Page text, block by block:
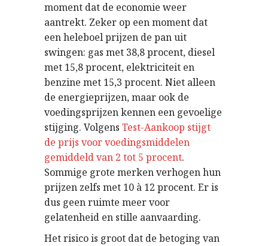
moment dat de economie weer
aantrekt. Zeker op een moment dat
een heleboel prijzen de pan uit
swingen: gas met 38,8 procent, diesel
met 15,8 procent, elektriciteit en
benzine met 15,3 procent. Niet alleen
de energieprijzen, maar ook de
voedingsprijzen kennen een gevoelige
stijging. Volgens Test-Aankoop stijgt
de prijs voor voedingsmiddelen
gemiddeld van 2 tot 5 procent.
Sommige grote merken verhogen hun
prijzen zelfs met 10 à 12 procent. Er is
dus geen ruimte meer voor
gelatenheid en stille aanvaarding.
Het risico is groot dat de betoging van